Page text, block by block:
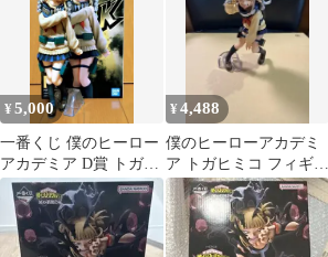
¥5,000
一番くじ 僕のヒーロー
アカデミア D賞 トガヒ
ミコ MASTERLISE
¥4,488
僕のヒーローアカデミ
ア トガヒミコ フィギュ
ア